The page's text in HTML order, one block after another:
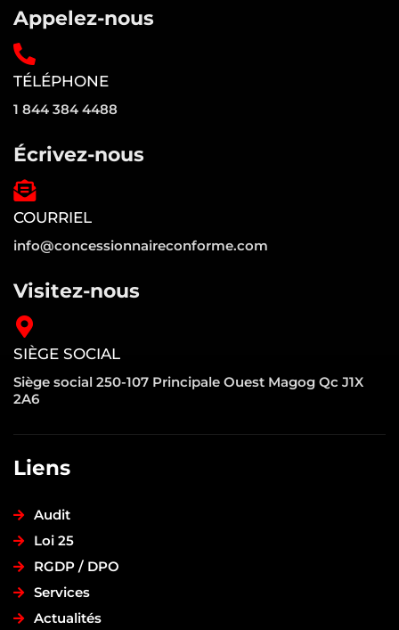
Appelez-nous
TÉLÉPHONE
1 844 384 4488
Écrivez-nous
COURRIEL
info@concessionnaireconforme.com
Visitez-nous
SIÈGE SOCIAL
Siège social 250-107 Principale Ouest Magog Qc J1X
2A6
Liens
Audit
Loi 25
RGDP / DPO
Services
Actualités